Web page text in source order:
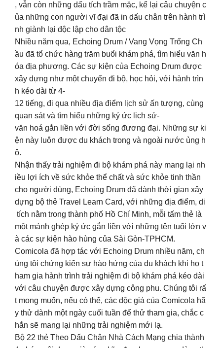
, vẫn còn những dấu tích trầm mặc, kể lại câu chuyện c
ủa những con người vĩ đại đã in dấu chân trên hành trì
nh giành lại độc lập cho dân tộc
Nhiều năm qua, Echoing Drum / Vang Vọng Trống Ch
ầu đã tổ chức hàng trăm buổi khám phá, tìm hiểu văn h
óa địa phương. Các sự kiện của Echoing Drum được
xây dựng như một chuyến đi bộ, học hỏi, với hành trìn
h kéo dài từ 4-
12 tiếng, đi qua nhiều địa điểm lịch sử ấn tượng, cùng
quan sát và tìm hiểu những ký ức lịch sử-
văn hoá gắn liền với đời sống đương đại. Những sự ki
ện này luôn được du khách trong và ngoài nước ủng h
ộ.
Nhận thấy trải nghiệm đi bộ khám phá này mang lại nh
iều lợi ích về sức khỏe thể chất và sức khỏe tinh thần
cho người dùng, Echoing Drum đã dành thời gian xây
dựng bộ thẻ Travel Learn Card, với những địa điểm, di
tích nằm trong thành phố Hồ Chí Minh, mỗi tấm thẻ là
một mảnh ghép ký ức gắn liền với những tên tuổi lớn v
à các sự kiện hào hùng của Sài Gòn-TPHCM.
Comicola đã hợp tác với Echoing Drum nhiều năm, ch
úng tôi chứng kiến sự hào hứng của du khách khi họ t
ham gia hành trình trải nghiệm đi bộ khám phá kéo dài
với câu chuyện được xây dựng công phu. Chúng tôi rấ
t mong muốn, nếu có thể, các độc giả của Comicola hã
y thử dành một ngày cuối tuần để thử tham gia, chắc c
hắn sẽ mang lại những trải nghiệm mới lạ.
Bộ 22 thẻ Theo Dấu Chân Nhà Cách Mạng chia thành